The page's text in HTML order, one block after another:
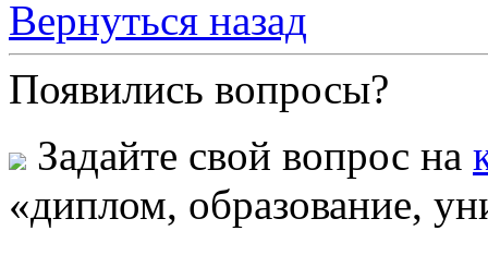
Вернуться назад
Появились вопросы?
Задайте свой вопрос на
«диплом, образование,